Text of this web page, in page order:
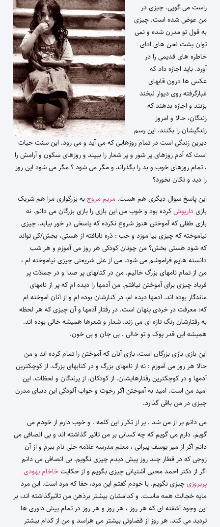
راست می گویی. چیزی در
من عوض شده است. چیزی
به قول تو مدرن شده و نمی
توان پشت لحن های ادای
خاطره های قدیمی را در
آورد. باید اجازه داد که
عکس ها درون قابهای
غبارگرفته روی دیوار لبخند
بزنند و اجازه بدهند که
زندگان، حالا و امروز
زندگیشان را بکنند. این رسم
دیرین زندگی است در تمام روزهایی که می آید و می رود. این سنت حیات
است که آدم روزهای پر شور و پر شعار را ببیند و روزهای سکون و آرامش را
، تمام روزهای خوب و بد را بگذراند و مگر می شود ؟ مگر می شود این روز
را دید و تکان نخورد؟
این پاسخ سوال دیگری هم هست. مریم مروج به بزرگواری مرا هم شریک
بازیداریوشکرده بود و خوب من این بازی را بازی بزرگان می دانم. نه
بازی طفلی که آموختن هنوز شروع نکرده که پاسخی در خور بیابد. چیزی
نیاموخته که چیزی بیا موزد و خب : ذره نایافته از هستی، بخش/کی تواند
که شود هستی بخش؟ من چونان کودکی هر روز می آموزم و هر شب
دانسته هایم فراموشم می شود. من از علی شریعتی چیزی نیاموخته ام ،
من از تمام نامهای بزرگ خالیم. من در کتابهای پر صدا و در جملات پر
فریاد چیزی برای آموختن نیافتم. من آدمها را دیده ام که پر از نامهای
ماندگار بوده اند. آدمها دیده ام، در کنارشان بوده ام و از آنان آموخته ام
که: معرفت در خردی پنهان است. در رفتار آدمها و آن چیزی که هر لحظه
به رفتارشان رنگ تازه ای می زند. شعار و شعرها همیشه خالی بوده اند.
همیشه این قدر پوک و تو خالی . بی جان و بی خون.
این بازی بازی بزرگان است، بازی آنان که آموختن را تمام کرده اند و من
حالا هر روز می آموزم : نه از نامهای بزرگ و در کتابهای بزرگ. از کوچکترین
آدمها و در کوچکترین رفتارهایشان. از کودکان. از پرندگان و لحظات. این
امید من است. امید به آموختن اگر رخوت و خواب آلودگی این دنیای مدرن
چیزی در من باقی گذارد.
می دانم پر از من شد . پر از تکرار این کلمه . و خوب دارم از خودم می
گویم. دارم می گویم که چه کسانی بر من تاثیر گذاشته اند و بی انصافی می
دانم اگر از میر یوسف پیرانی ، معلم مدرسه علامه حلی نام ببرم و از آن
زوجی که در قطار چند روز پیش دیدم چیزی نگویم. بی انصافی می دانم
اگر از دکتر احمد محبی آشتیانی چیزی بگویم و از حکایتخاخام یهودی
پریروزیچیزی نگویم. با خودم گفتم این مرد، حقا که مرد است. این مرد
مایه خجالت همه ماست. و کدامشان بیشتر برذهن من تاثیرگذاشته اند، بر
این وجود آشفته ای که هر روز ، هر روز و هر روز در تمام پیش داوری ها
تردید می کند. هر روز از قضاوتی بیشتر می هراسد و من از کدام بیشتر